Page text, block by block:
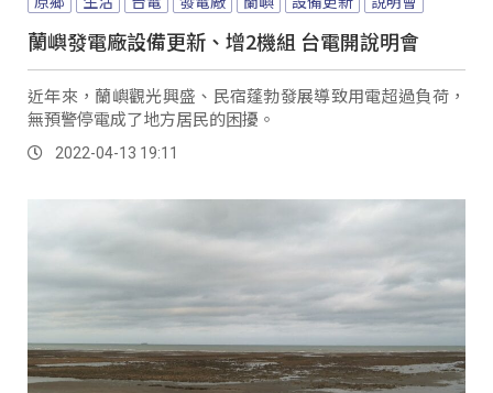
蘭嶼發電廠設備更新、增2機組 台電開說明會
近年來，蘭嶼觀光興盛、民宿蓬勃發展導致用電超過負荷，
無預警停電成了地方居民的困擾。
2022-04-13 19:11